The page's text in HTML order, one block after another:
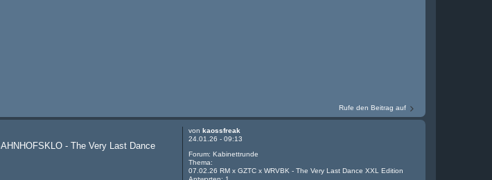
Rufe den Beitrag auf
vonkaossfreak
24.01.26 - 09:13
Forum:Kabinettrunde
Thema:
07.02.26 RM x GZTC x WRVBK - The Very Last Dance XXL Edition
- The Very Last Dance